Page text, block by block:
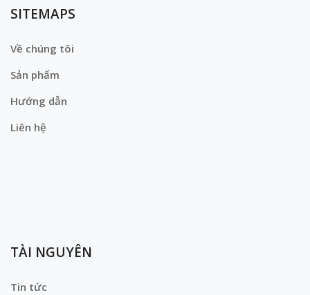
SITEMAPS
Về chúng tôi
Sản phẩm
Hướng dẫn
Liên hệ
TÀI NGUYÊN
Tin tức